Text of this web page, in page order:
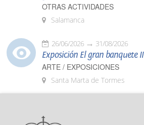
OTRAS ACTIVIDADES
Salamanca
26/06/2026 31/08/2026
Exposición El gran banquete II
ARTE / EXPOSICIONES
Santa Marta de Tormes